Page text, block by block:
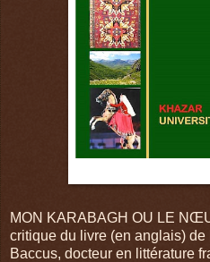
MON KARABAGH OU LE
critique du livre (en anglais)
Baccus, docteur en littérature